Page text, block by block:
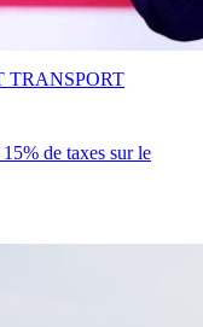
de taxes sur le
TRANSPORT